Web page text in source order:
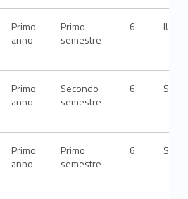
Primo
anno
Primo
semestre
6 IUS/
Primo
anno
Secondo
semestre
6 SPS/
Primo
anno
Primo
semestre
6 SPS/